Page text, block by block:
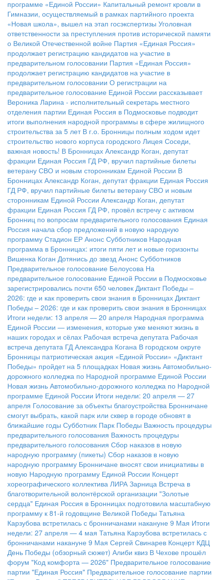
программе «Единой России» Капитальный ремонт кровли в
Гимназии, осуществляемый в рамках партийного проекта
«Новая школа», вышел на этап госэкспертизы Уголовная
ответственности за преступления против исторической памяти
о Великой Отечественной войне Партия «Единая Россия»
продолжает регистрацию кандидатов на участие в
предварительном голосовании Партия «Единая Россия»
продолжает регистрацию кандидатов на участие в
предварительном голосовании О регистрации на
предварительное голосование Единой России рассказывает
Вероника Ларина - исполнительный секретарь местного
отделения партии Единая Россия в Подмосковье подводит
итоги выполнения народной программы в сфере жилищного
строительства за 5 лет В г.о. Бронницы полным ходом идет
строительство нового корпуса городского Лицея Соседи,
важная новость! В Бронницах Александр Коган, депутат
фракции Единая Россия ГД РФ, вручил партийные билеты
ветерану СВО и новым сторонникам Единой России В
Бронницах Александр Коган, депутат фракции Единая Россия
ГД РФ, вручил партийные билеты ветерану СВО и новым
сторонникам Единой России Александр Коган, депутат
фракции Единая Россия ГД РФ, провёл встречу с активом
Бронниц по вопросам предварительного голосования Единая
Россия начала сбор предложений в новую народную
программу Стадион ЕР Анонс Субботников Народная
программа в Бронницах: итоги пяти лет и новые горизонты
Вишенка Коган Дотянись до звезд Анонс Субботников
Предварительное голосование Белоусова На
предварительное голосование Единой России в Подмосковье
зарегистрировались почти 650 человек Диктант Победы –
2026: где и как проверить свои знания в Бронницах Диктант
Победы – 2026: где и как проверить свои знания в Бронницах
Итоги недели: 13 апреля — 20 апреля Народная программа
Единой России — изменения, которые уже меняют жизнь в
наших городах и сёлах Рабочая встреча депутата Рабочая
встреча депутата ГД Александра Когана В городском округе
Бронницы патриотическая акция «Единой России» «Диктант
Победы» пройдет на 5 площадках Новая жизнь Автомобильно-
дорожного колледжа по Народной программе Единой России
Новая жизнь Автомобильно-дорожного колледжа по Народной
программе Единой России Итоги недели: 20 апреля — 27
апреля Голосование за объекты благоустройства Бронничане
смогут выбрать, какой парк или сквер в городе обновят в
ближайшие годы Субботник Парк Победы Важность процедуры
предварительного голосования Важность процедуры
предварительного голосования Сбор наказов в новую
народную программу (пикеты) Сбор наказов в новую
народную программу Бронничане вносят свои инициативы в
новую Народную программу Единой России Концерт
хореографического коллектива ЛИРА Зарница Встреча в
благотворительной волонтёрской организации "Золотые
сердца" Единая Россия в Бронницах подготовила масштабную
программу к 81-й годовщине Великой Победы Татьяна
Карзубова встретилась с бронничанами накануне 9 Мая Итоги
недели: 27 апреля — 4 мая Татьяна Карзубова встретилась с
бронничанами накануне 9 Мая Сергей Свинарев Концерт КДЦ
День Победы (обзорный сюжет) Алиби квиз В Чехове прошёл
форум "Код комфорта — 2026" Предварительное голосование
партии "Единая Россия" Предварительное голосование партии